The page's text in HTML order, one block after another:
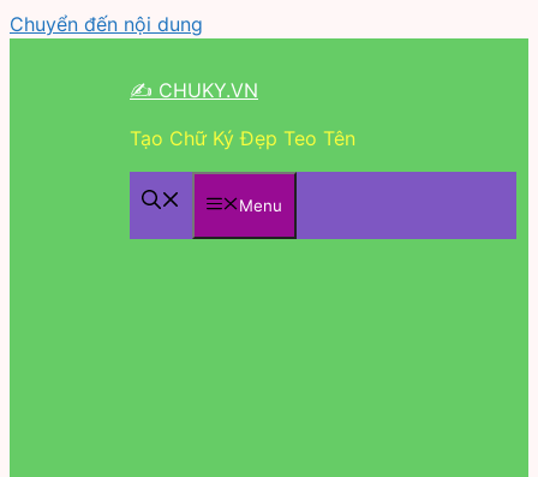
Chuyển đến nội dung
✍ CHUKY.VN
Tạo Chữ Ký Đẹp Teo Tên
Menu